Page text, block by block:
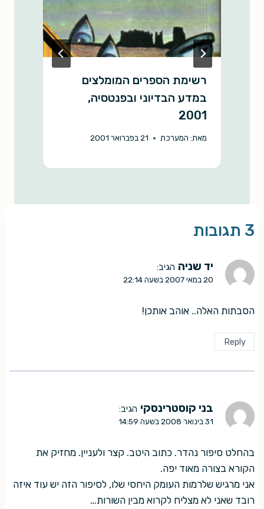
רשימת הספרים המומלצים
במדע הבדיוני ובפנטסיה,
2001
מאת: המערכת 21 בפברואר 2001
3 תגובות
יד שניה הגיב:
20 במאי 2007 בשעה 22:14
הסבתות האלה.. אוהב אותכן!
Reply
בני קוסטרינסקי הגיב:
31 בינואר 2008 בשעה 14:59
בהחלט סיפור נהדר. כתוב היטב. קצר ולעניין. מחזיק את
הקורא בצורה מאוד יפה.
אני מרגיש שלרמות העומק היחסי שלו, לסיפור הזה יש עוד איזה
רובד שאני לא מצליח לקרוא מבין השורות…